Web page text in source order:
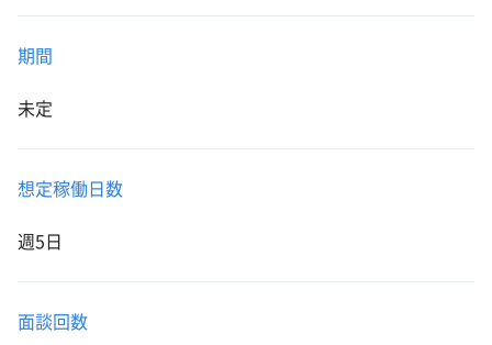
期間
未定
想定稼働日数
週5日
面談回数